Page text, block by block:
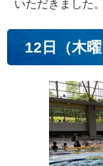
いただきました
12日（木